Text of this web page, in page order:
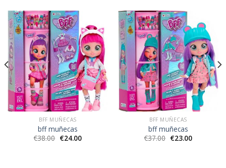
BFF MUÑECAS
bff muñecas
€38.00 €24.00
BFF MUÑECAS
bff muñecas
€37.00 €23.00